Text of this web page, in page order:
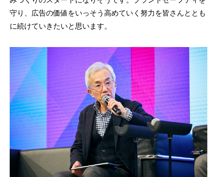
守り、広告の価値をいっそう高めていく努力を皆さんととも
に続けていきたいと思います。